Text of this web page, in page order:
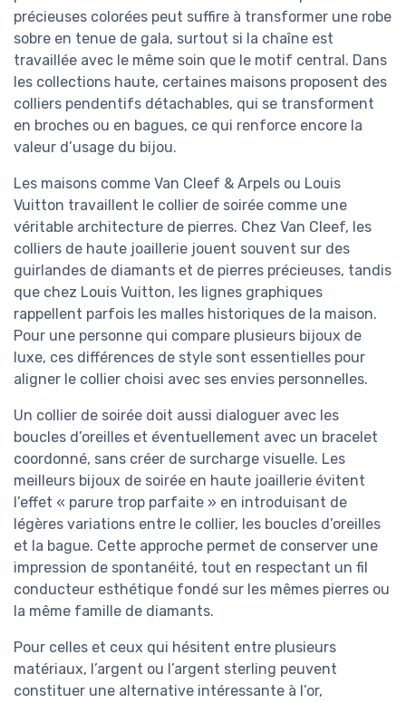
précieuses colorées peut suffire à transformer une robe
sobre en tenue de gala, surtout si la chaîne est
travaillée avec le même soin que le motif central. Dans
les collections haute, certaines maisons proposent des
colliers pendentifs détachables, qui se transforment
en broches ou en bagues, ce qui renforce encore la
valeur d’usage du bijou.
Les maisons comme Van Cleef & Arpels ou Louis
Vuitton travaillent le collier de soirée comme une
véritable architecture de pierres. Chez Van Cleef, les
colliers de haute joaillerie jouent souvent sur des
guirlandes de diamants et de pierres précieuses, tandis
que chez Louis Vuitton, les lignes graphiques
rappellent parfois les malles historiques de la maison.
Pour une personne qui compare plusieurs bijoux de
luxe, ces différences de style sont essentielles pour
aligner le collier choisi avec ses envies personnelles.
Un collier de soirée doit aussi dialoguer avec les
boucles d’oreilles et éventuellement avec un bracelet
coordonné, sans créer de surcharge visuelle. Les
meilleurs bijoux de soirée en haute joaillerie évitent
l’effet « parure trop parfaite » en introduisant de
légères variations entre le collier, les boucles d’oreilles
et la bague. Cette approche permet de conserver une
impression de spontanéité, tout en respectant un fil
conducteur esthétique fondé sur les mêmes pierres ou
la même famille de diamants.
Pour celles et ceux qui hésitent entre plusieurs
matériaux, l’argent ou l’argent sterling peuvent
constituer une alternative intéressante à l’or,